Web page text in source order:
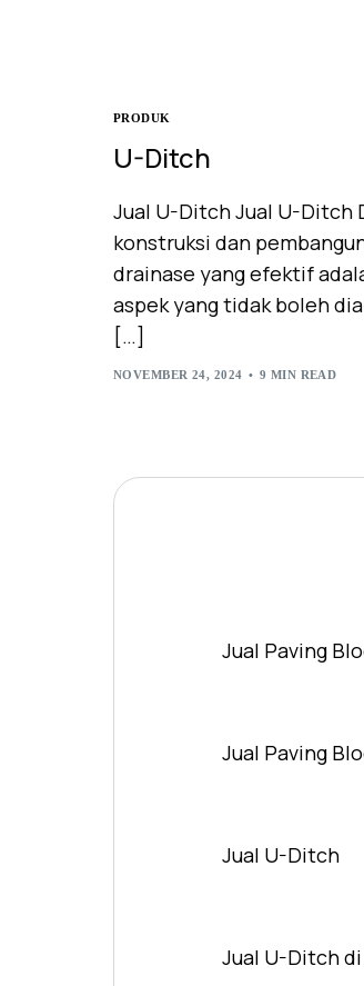
PRODUK
U-Ditch
Jual U-Ditch Jual U-Ditch
konstruksi dan
drainase yang efektif
aspek yang tidak boleh
[…]
NOVEMBER 24, 2024 9 MIN READ
Jual Paving
Jual Paving
Jual U-Ditch
Jual U-Ditch